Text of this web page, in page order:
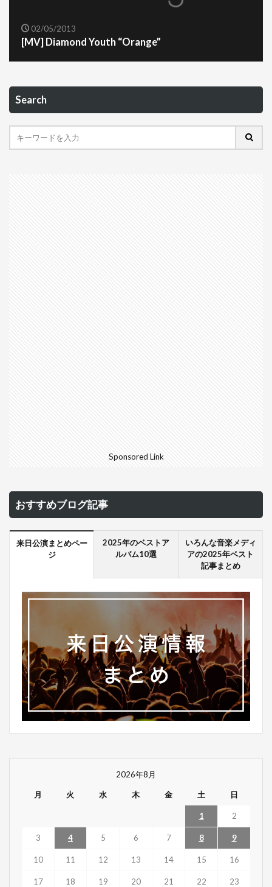
02/05/2013
[MV] Diamond Youth “Orange”
Search
Sponsored Link
おすすめブログ記事
来日公演まとめペー
ジ
2025年のベストア
ルバム10選
いろんな音楽メディ
アの2025年ベスト
記事まとめ
2026年8月
月 火 水 木 金 土 日
1 2
3 4 5 6 7 8 9
10 11 12 13 14 15 16
17 18 19 20 21 22 23